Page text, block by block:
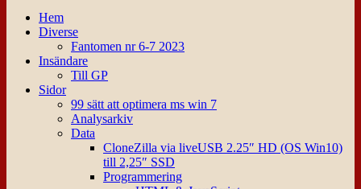
Hem
Diverse
Fantomen nr 6-7 2023
Insändare
Till GP
Sidor
99 sätt att optimera ms win 7
Analysarkiv
Data
CloneZilla via liveUSB 2.25″ HD (OS Win10)
till 2,25″ SSD
Programmering